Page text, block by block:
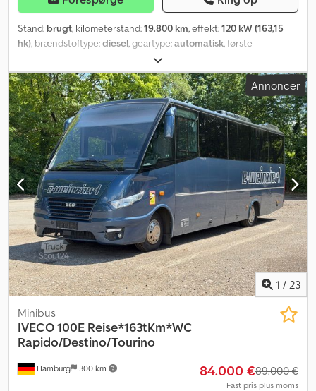
Stand: brugt, kilometerstand:19.800 km, effekt:120 kW (163,15
hk), brændstoftype:diesel, geartype:automatisk, første
, emissionsklasse:
sæder:14, Udstyr:ABS, klimaanlæg, * Vores interne nr.: 1136 * MB
Sprinter 516 * City-Sprinter * Type: TATOO in Urban * 120 kW / 160
HK - EURO 6 D * Opbygger: Integralia * Prøvebog foreligger * LAV
ORIGINAL KM-STAND * AIRCONDITION * Automatisk gearkasse
Chodpfx Ajw Itzvedqoa * 13+1 sæder + 9 ståpladser + 1
kørestolsplads eller: uden kørestolsplads, så 13 ståpladser *
Klapvinduer * Farvet glas * Mekanisk klapramp * Tilladt totalvægt:
5.500 kg * Kat.: M3 * Buslængde: 7,367 m * Kunden er forpligtet til
selvstændigt at kontrollere varens/køretøjets tilstand og udstyr! *
osv. * Køretøjet kan være i brug / km-stand og tilstand kan variere
* Alle oplysninger gives uden garanti * Forbehold for mellemsalg *
Vi henviser til vores salgs- og leveringsbetingelser
Annoncer
1 / 23
Hamburg 300 km
Minibus
IVECO100E Reise*163tKm*WC
Rapido/Destino/Tourino
84.000 €89.000 €
Fast pris plus moms